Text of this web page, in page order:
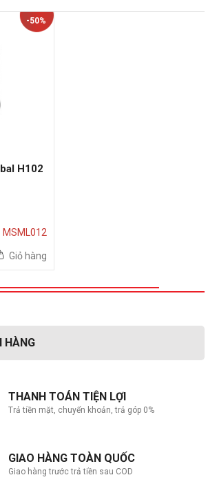
-50%
H102
MSML012
Giỏ hàng
HÀNG
THANH TOÁN TIỆN LỢI
Trả tiền mặt, chuyển khoản, trả góp 0%
GIAO HÀNG TOÀN QUỐC
Giao hàng trước trả tiền sau COD